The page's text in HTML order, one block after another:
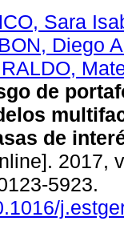
Sara
Diego
de
de
2017,
5923.